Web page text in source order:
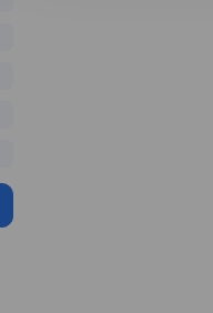
анимации